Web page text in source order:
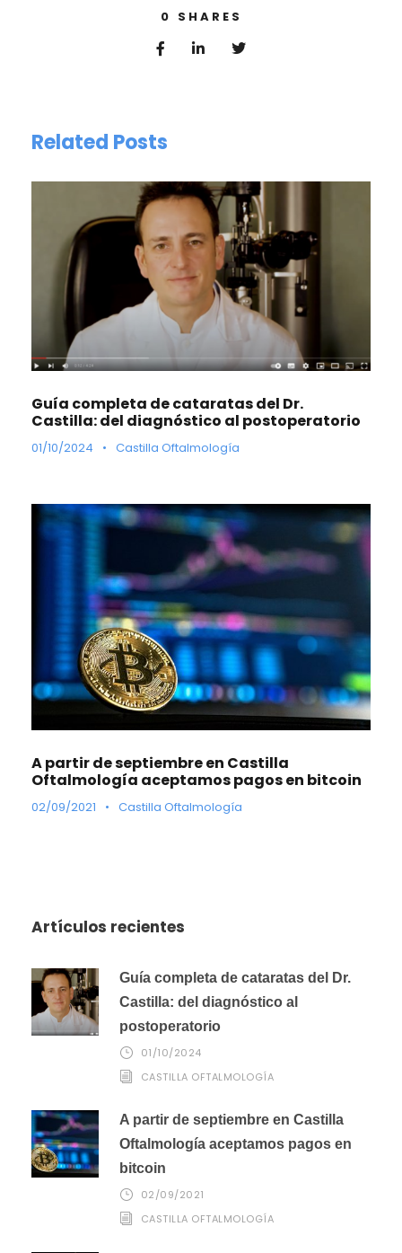
0 SHARES
Related Posts
Guía completa de cataratas del Dr.
Castilla: del diagnóstico al postoperatorio
01/10/2024 • Castilla Oftalmología
A partir de septiembre en Castilla
Oftalmología aceptamos pagos en bitcoin
02/09/2021 • Castilla Oftalmología
Artículos recientes
Guía completa de cataratas del Dr.
Castilla: del diagnóstico al
postoperatorio
01/10/2024
CASTILLA OFTALMOLOGÍA
A partir de septiembre en Castilla
Oftalmología aceptamos pagos en
bitcoin
02/09/2021
CASTILLA OFTALMOLOGÍA